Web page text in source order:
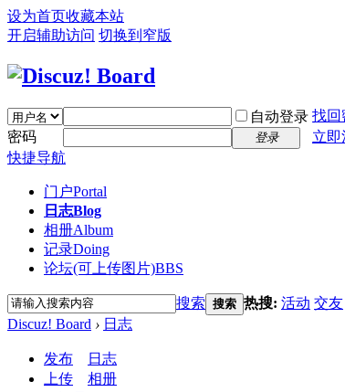
设为首页收藏本站
开启辅助访问 切换到窄版
自动登录 找回
密码
登录
立即
快捷导航
门户Portal
日志Blog
相册Album
记录Doing
论坛(可上传图片)BBS
搜索 搜索 热搜: 活动 交友
Discuz! Board › 日志
发布
日志
上传
相册